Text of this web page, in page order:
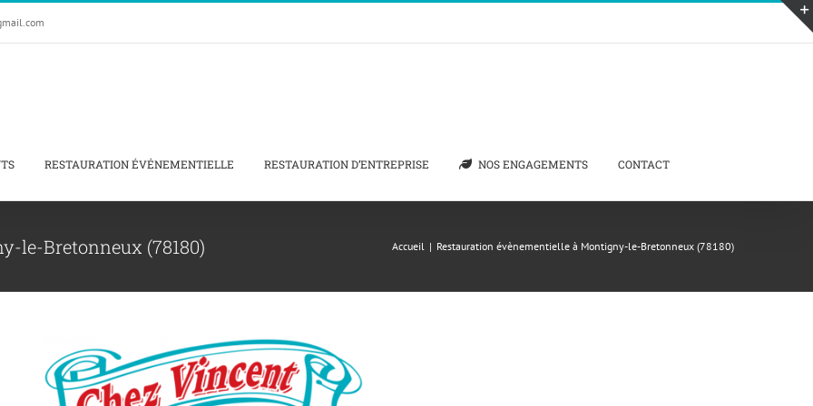
RESTAURATION ÉVÉNEMENTIELLE RESTAURATION D’ENTREPRISE NOS ENGAGEMENTS CONTACT
le-Bretonneux (78180) Accueil | Restauration évènementielle à Montigny-le-Bretonneux (78180)